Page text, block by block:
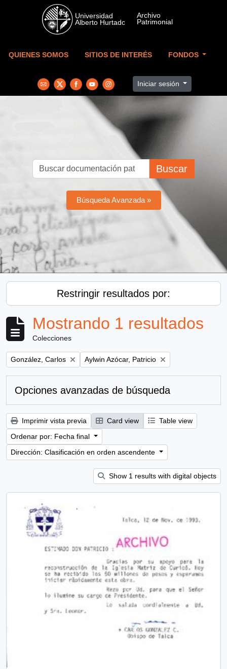
Skip to main content
QUIENES SOMOS SITIOS DE INTERÉS FONDOS
Iniciar sesión
Buscar
Búsqueda Avanzada »
Restringir resultados por:
Mostrando 1 resultados
Colecciones
Remove filter:
González, Carlos Remove filter:
Aylwin Azócar, Patricio
Opciones avanzadas de búsqueda
Imprimir vista previa Card view
Table view
Ordenar por: Fecha final
Dirección: Clasificación en orden ascendente
Show 1 results with digital objects